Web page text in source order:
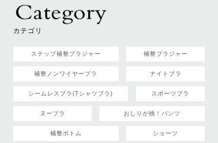
カテゴリ
ステップ補整ブラジャー 補整ブラジャー
補整ノンワイヤーブラ ナイトブラ
シームレスブラ(Tシャツブラ) スポーツブラ
ヌーブラ おしりが桃！パンツ
補整ボトム ショーツ